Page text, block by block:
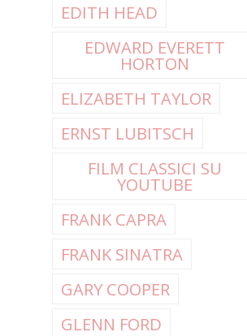
EDITH HEAD
EDWARD EVERETT
HORTON
ELIZABETH TAYLOR
ERNST LUBITSCH
FILM CLASSICI SU
YOUTUBE
FRANK CAPRA
FRANK SINATRA
GARY COOPER
GLENN FORD